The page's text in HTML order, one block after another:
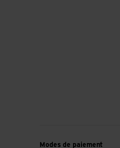
Modes de paiement